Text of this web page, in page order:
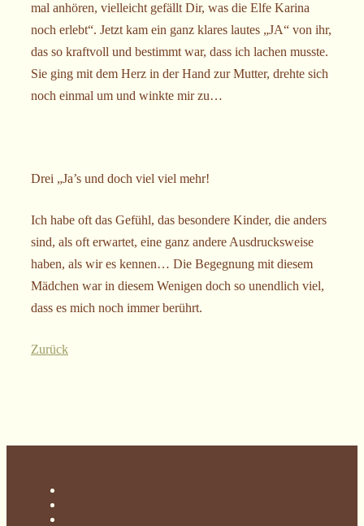
mal anhören, vielleicht gefällt Dir, was die Elfe Karina
noch erlebt“. Jetzt kam ein ganz klares lautes „JA“ von ihr,
das so kraftvoll und bestimmt war, dass ich lachen musste.
Sie ging mit dem Herz in der Hand zur Mutter, drehte sich
noch einmal um und winkte mir zu…
Drei „Ja’s und doch viel viel mehr!
Ich habe oft das Gefühl, das besondere Kinder, die anders
sind, als oft erwartet, eine ganz andere Ausdrucksweise
haben, als wir es kennen… Die Begegnung mit diesem
Mädchen war in diesem Wenigen doch so unendlich viel,
dass es mich noch immer berührt.
Zurück